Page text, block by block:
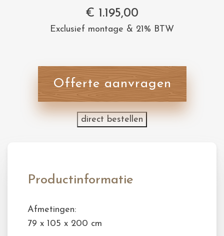
€ 1.195,00
Exclusief montage & 21% BTW
Offerte aanvragen
direct bestellen
Productinformatie
Afmetingen:
79 x 105 x 200 cm